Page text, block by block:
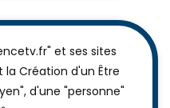
et ses sites
la Création d'un Être
d'une "personne"